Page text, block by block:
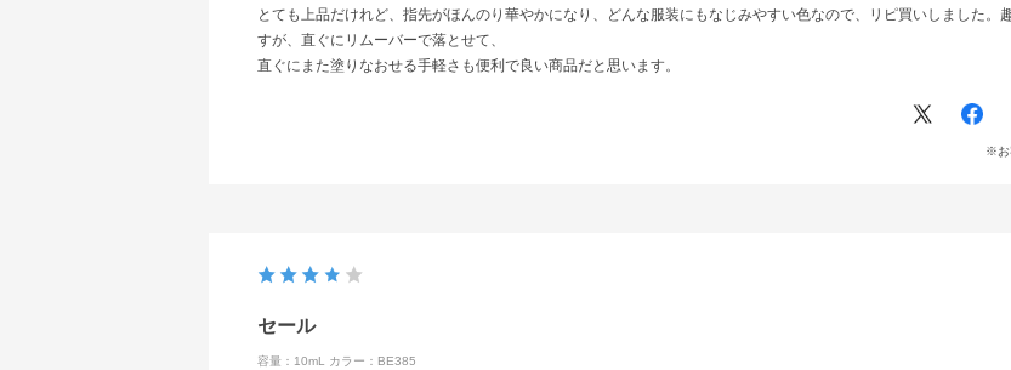
とても上品だけれど、指先がほんのり華やかになり、どんな服装にもなじみやすい色なので、リピ買いしました
すが、直ぐにリムーバーで落とせて、
直ぐにまた塗りなおせる手軽さも便利で良い商品だと思います。
※お
セール
容量：10mL カラー：BE385